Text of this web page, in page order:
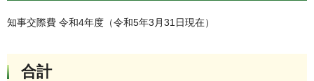
知事交際費 令和4年度（令和5年3月31日現在）
合計